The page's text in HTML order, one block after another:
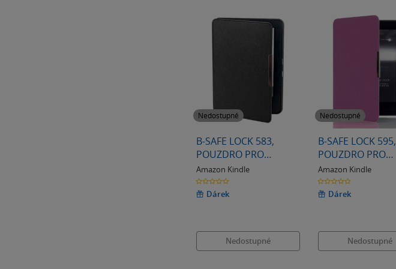
Nedostupné
B-SAFE LOCK 583,
POUZDRO PRO
AMAZON KINDLE 6,
ČERNÉ
Amazon Kindle
0.0
z
5
hvězdiček
Dárek
Nedostupné
Nedostupné
B-SAFE LOCK 595,
POUZDRO PRO
AMAZON VOYAGE,
FIALOVÉ
Amazon Kindle
0.0
z
5
hvězdiček
Dárek
Nedostupné